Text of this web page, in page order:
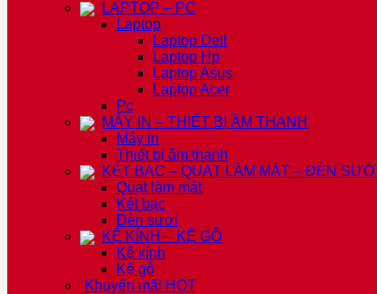
LAPTOP – PC
Laptop
Laptop Dell
Laptop Hp
Laptop Asus
Laptop Acer
Pc
MÁY IN – THIẾT BỊ ÂM THANH
Máy in
Thiết bị âm thanh
KÉT BẠC – QUẠT LÀM MÁT – ĐÈN SƯỞI
Quạt làm mát
Két bạc
Đèn sưởi
KỆ KÍNH – KỆ GỖ
Kệ kính
Kệ gỗ
Khuyến mãi HOT